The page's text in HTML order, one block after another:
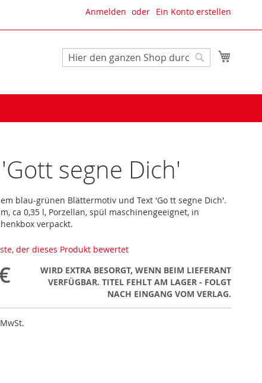
Anmelden Ein Konto erstellen
Suche
segne Dich'
blau-grünen Blättermotiv und Text 'Go tt segne Dich'.
ca 0,35 l, Porzellan, spül maschinengeeignet, in
verpackt.
der dieses Produkt bewertet
WIRD EXTRA BESORGT, WENN BEIM LIEFERANT
VERFÜGBAR. TITEL FEHLT AM LAGER - FOLGT
NACH EINGANG VOM VERLAG.